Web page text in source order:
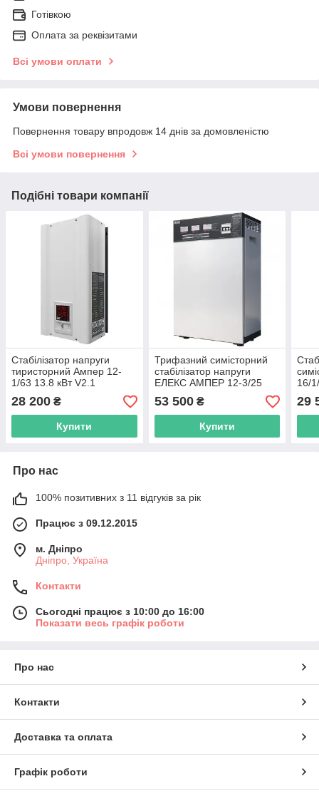
Готівкою
Оплата за реквізитами
Всі умови оплати
Умови повернення
Повернення товару впродовж 14 днів за домовленістю
Всі умови повернення
Подібні товари компанії
Стабілізатор напруги
тиристорний Ампер 12-
1/63 13.8 кВт V2.1
28 200 ₴
Купити
Трифазний симісторний
стабілізатор напруги
ЕЛЕКС АМПЕР 12-3/25
53 500₴
Купити
16/
29
Про нас
100% позитивних з 11 відгуків за рік
Працює з 09.12.2015
м. Дніпро
Дніпро, Україна
Контакти
Сьогодні працює з 10:00 до 16:00
Показати весь графік роботи
Про нас
Контакти
Доставка та оплата
Графік роботи